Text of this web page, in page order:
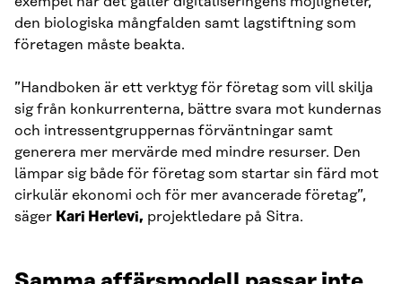
den biologiska mångfalden samt lagstiftning som
företagen måste beakta.
”Handboken är ett verktyg för företag som vill skilja
sig från konkurrenterna, bättre svara mot kundernas
och intressentgruppernas förväntningar samt
generera mer mervärde med mindre resurser. Den
lämpar sig både för företag som startar sin färd mot
cirkulär ekonomi och för mer avancerade företag”,
säger Kari Herlevi, projektledare på Sitra.